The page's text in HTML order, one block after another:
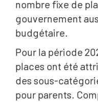
nombre fixe de
gouvernement
budgétaire.
Pour la période
places ont été
des sous-
pour parents.